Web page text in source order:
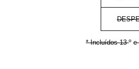
* Incluídos 13º e